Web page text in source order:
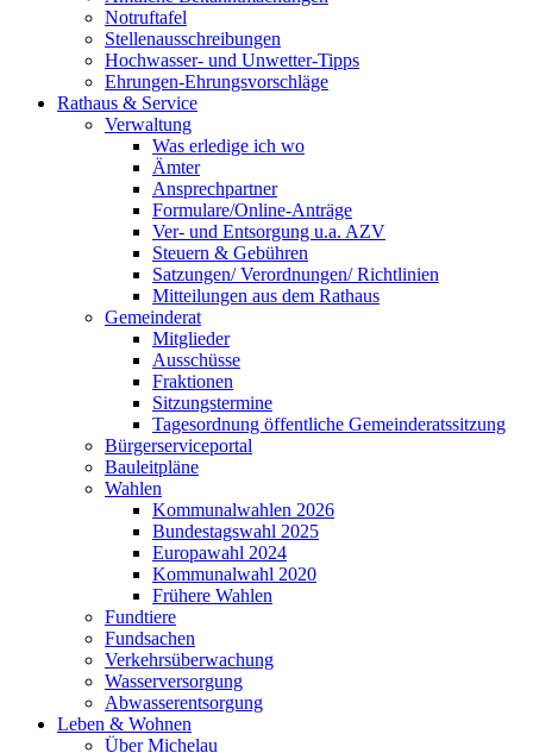
Notruftafel
Stellenausschreibungen
Hochwasser- und Unwetter-Tipps
Ehrungen-Ehrungsvorschläge
Rathaus & Service
Verwaltung
Was erledige ich wo
Ämter
Ansprechpartner
Formulare/Online-Anträge
Ver- und Entsorgung u.a. AZV
Steuern & Gebühren
Satzungen/ Verordnungen/ Richtlinien
Mitteilungen aus dem Rathaus
Gemeinderat
Mitglieder
Ausschüsse
Fraktionen
Sitzungstermine
Tagesordnung öffentliche Gemeinderatssitzung
Bürgerserviceportal
Bauleitpläne
Wahlen
Kommunalwahlen 2026
Bundestagswahl 2025
Europawahl 2024
Kommunalwahl 2020
Frühere Wahlen
Fundtiere
Fundsachen
Verkehrsüberwachung
Wasserversorgung
Abwasserentsorgung
Leben & Wohnen
Über Michelau